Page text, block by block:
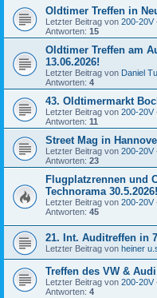
Oldtimer Treffen in
Letzter Beitrag von 200-20V
Antworten: 15
Oldtimer Treffen am
13.06.2026!
Letzter Beitrag von Daniel
Antworten: 4
43. Oldtimermarkt
Letzter Beitrag von 200-20V
Antworten: 11
Street Mag in
Letzter Beitrag von 200-20V
Antworten: 23
Flugplatzrennen und
Technorama 30.5.2026!
Letzter Beitrag von 200-20V
Antworten: 45
21. Int. Auditreffen in
Letzter Beitrag von heiner
Treffen des VW &
Letzter Beitrag von 200-20V
Antworten: 4